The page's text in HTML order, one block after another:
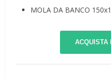
MOLA DA BANCO
ACQUISTA